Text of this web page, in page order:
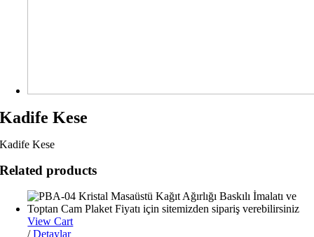
Kadife Kese
Kadife Kese
Related products
View Cart
/ Detaylar